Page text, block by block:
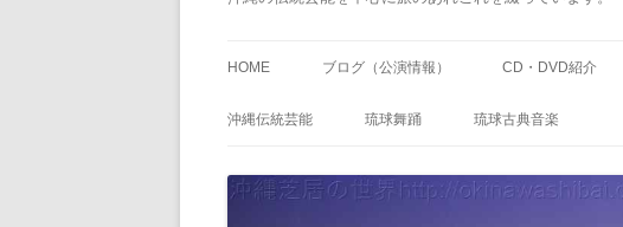
HOME ブログ（公演情報） CD・DVD紹介
沖縄伝統芸能 琉球舞踊 琉球古典音楽